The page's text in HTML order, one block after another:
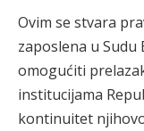
Ovim se stvara
zaposlena u Sudu
omogućiti
institucijama
kontinuitet